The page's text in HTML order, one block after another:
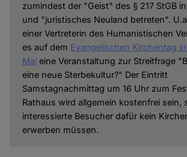
zumindest der "Geist" des § 217 StGB
und "juristisches Neuland betreten".
einer Vertreterin des Humanistischen
es auf dem Evangelischen Kirchentag in
Maieine Veranstaltung zur Streitfrage
eine neue Sterbekultur?" Der Eintritt
Samstagnachmittag um 16 Uhr zum
Rathaus wird allgemein kostenfrei sein,
interessierte Besucher dafür kein
erwerben müssen.